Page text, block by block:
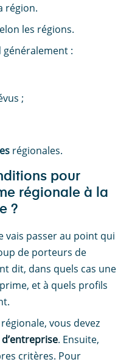
région.
les régions.
généralement :
;
régionales.
pour
régionale à la
?
vais passer au point qui
de porteurs de
dit, dans quels cas une
et à quels profils
vous devez
. Ensuite,
critères. Pour